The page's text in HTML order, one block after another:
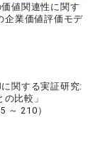
値関連性に関す
企業価値評価モデ
関する実証研究:
比較」
～ 210）